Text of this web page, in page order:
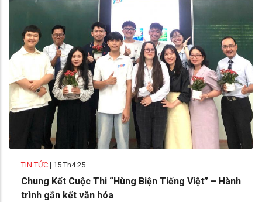
TIN TỨC | 15 Th4 25
Chung Kết Cuộc Thi “Hùng Biện Tiếng Việt” – Hành
trình gắn kết văn hóa